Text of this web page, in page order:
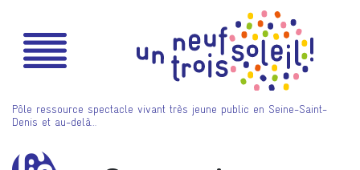
Pôle ressource spectacle vivant très jeune public en Seine-Saint-
Denis et au-delà…